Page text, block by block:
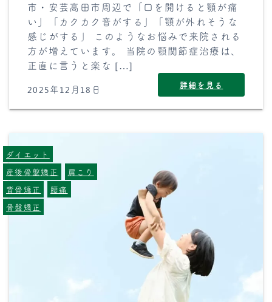
市・安芸高田市周辺で「口を開けると顎が痛
い」「カクカク音がする」「顎が外れそうな
感じがする」 このようなお悩みで来院される
方が増えています。 当院の顎関節症治療は、
正直に言うと楽な […]
2025年12月18日 詳細を見る
ダイエット
産後骨盤矯正
肩こり
背骨矯正
腰痛
骨盤矯正